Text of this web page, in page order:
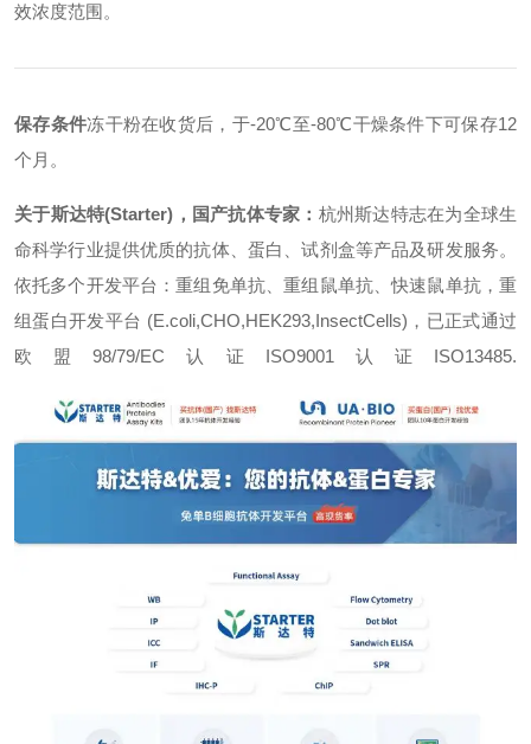
效浓度范围。
保存条件冻干粉在收货后，于-20℃至-80℃干燥条件下可保存12
个月。
关于斯达特(Starter)，国产抗体专家： 杭州斯达特志在为全球生
命科学行业提供优质的抗体、蛋白、试剂盒等产品及研发服务。
依托多个开发平台：重组免单抗、重组鼠单抗、快速鼠单抗，重
组蛋白开发平台 (E.coli,CHO,HEK293,InsectCells)，已正式通过
欧盟98/79/EC认证ISO9001认证ISO13485.